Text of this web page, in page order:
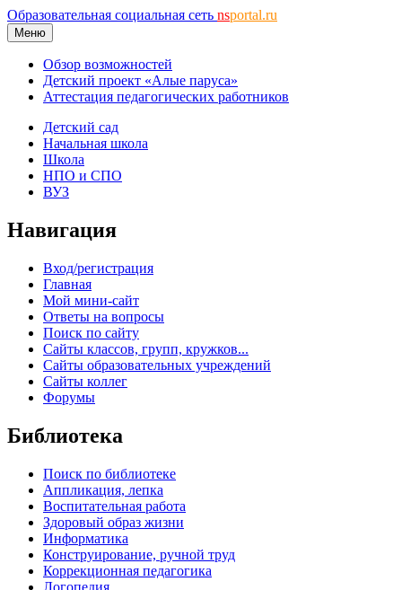
Образовательная социальная сеть nsportal.ru
Меню
Обзор возможностей
Детский проект «Алые паруса»
Аттестация педагогических работников
Детский сад
Начальная школа
Школа
НПО и СПО
ВУЗ
Навигация
Вход/регистрация
Главная
Мой мини-сайт
Ответы на вопросы
Поиск по сайту
Сайты классов, групп, кружков...
Сайты образовательных учреждений
Сайты коллег
Форумы
Библиотека
Поиск по библиотеке
Аппликация, лепка
Воспитательная работа
Здоровый образ жизни
Информатика
Конструирование, ручной труд
Коррекционная педагогика
Логопедия